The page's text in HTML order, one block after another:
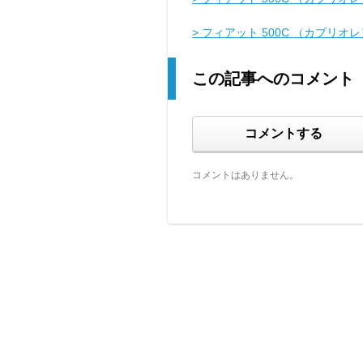
> フィアット 500C （カブリオ
この記事へのコメント
コメントする
コメントはありません。